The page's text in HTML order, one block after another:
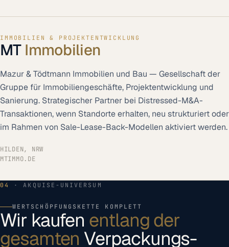
IMMOBILIEN & PROJEKTENTWICKLUNG
MT Immobilien
Mazur & Tödtmann Immobilien und Bau — Gesellschaft der
Gruppe für Immobiliengeschäfte, Projektentwicklung und
Sanierung. Strategischer Partner bei Distressed-M&A-
Transaktionen, wenn Standorte erhalten, neu strukturiert oder
im Rahmen von Sale-Lease-Back-Modellen aktiviert werden.
HILDEN, NRW
MTIMMO.DE
04 · AKQUISE-UNIVERSUM
WERTSCHÖPFUNGSKETTE KOMPLETT
Wir kaufen entlang der
gesamten Verpackungs-